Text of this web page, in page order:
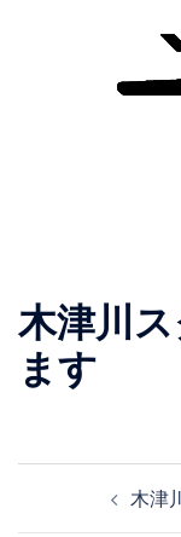
木津川
ます
木津